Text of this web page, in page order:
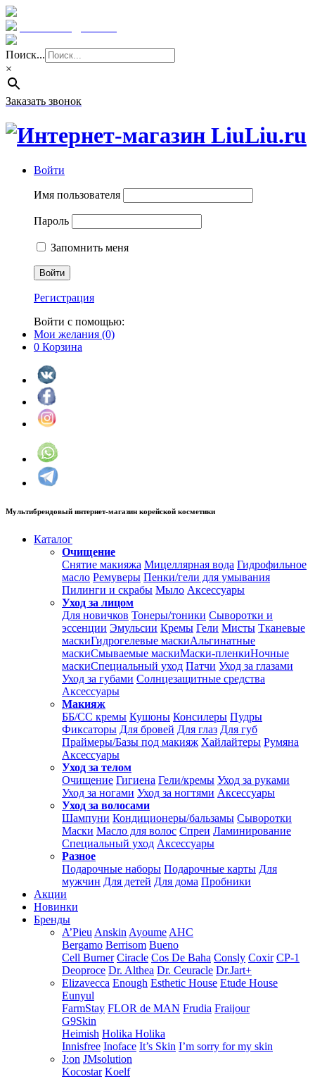
Поиск...
×
Заказать звонок
Войти
Имя пользователя
Пароль
Запомнить меня
Регистрация
Войти с помощью:
Мои желания (0)
0 Корзина
Мультибрендовый интернет-магазин корейской косметики
Каталог
Очищение
Снятие макияжа Мицеллярная вода Гидрофильное
масло Ремуверы Пенки/гели для умывания
Пилинги и скрабы Мыло Аксессуары
Уход за лицом
Для новичков Тонеры/тоники Сыворотки и
эссенции Эмульсии Кремы Гели Мисты Тканевые
маскиГидрогелевые маскиАльгинатные
маскиСмываемые маскиМаски-пленкиНочные
маскиСпециальный уход Патчи Уход за глазами
Уход за губами Солнцезащитные средства
Аксессуары
Макияж
ББ/СС кремы Кушоны Консилеры Пудры
Фиксаторы Для бровей Для глаз Для губ
Праймеры/Базы под макияж Хайлайтеры Румяна
Аксессуары
Уход за телом
Очищение Гигиена Гели/кремы Уход за руками
Уход за ногами Уход за ногтями Аксессуары
Уход за волосами
Шампуни Кондиционеры/бальзамы Сыворотки
Маски Масло для волос Спреи Ламинирование
Специальный уход Аксессуары
Разное
Подарочные наборы Подарочные карты Для
мужчин Для детей Для дома Пробники
Акции
Новинки
Бренды
A’Pieu Anskin Ayoume AHC
Bergamo Berrisom Bueno
Cell Burner Ciracle Cos De Baha Consly Coxir CP-1
Deoproce Dr. Althea Dr. Ceuracle Dr.Jart+
Elizavecca Enough Esthetic House Etude House
Eunyul
FarmStay FLOR de MAN Frudia Fraijour
G9Skin
Heimish Holika Holika
Innisfree Inoface It’s Skin I’m sorry for my skin
J:on JMsolution
Kocostar Koelf